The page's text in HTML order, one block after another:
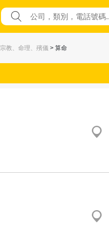
宗教、命理、殯儀 > 算命